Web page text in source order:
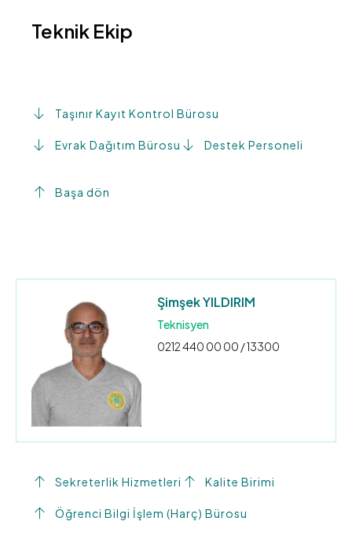
Teknik Ekip
Taşınır Kayıt Kontrol Bürosu
Evrak Dağıtım Bürosu Destek Personeli
Başa dön
Şimşek YILDIRIM
Teknisyen
0212 440 00 00 / 13300
Sekreterlik Hizmetleri Kalite Birimi
Öğrenci Bilgi İşlem (Harç) Bürosu